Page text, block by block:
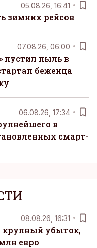
05.08.26, 16:41
зимних рейсов
07.08.26, 06:00
пустил пыль в
беженца
06.08.26, 17:34
в
смарт-
08.08.26, 16:31
крупный убыток,
евро